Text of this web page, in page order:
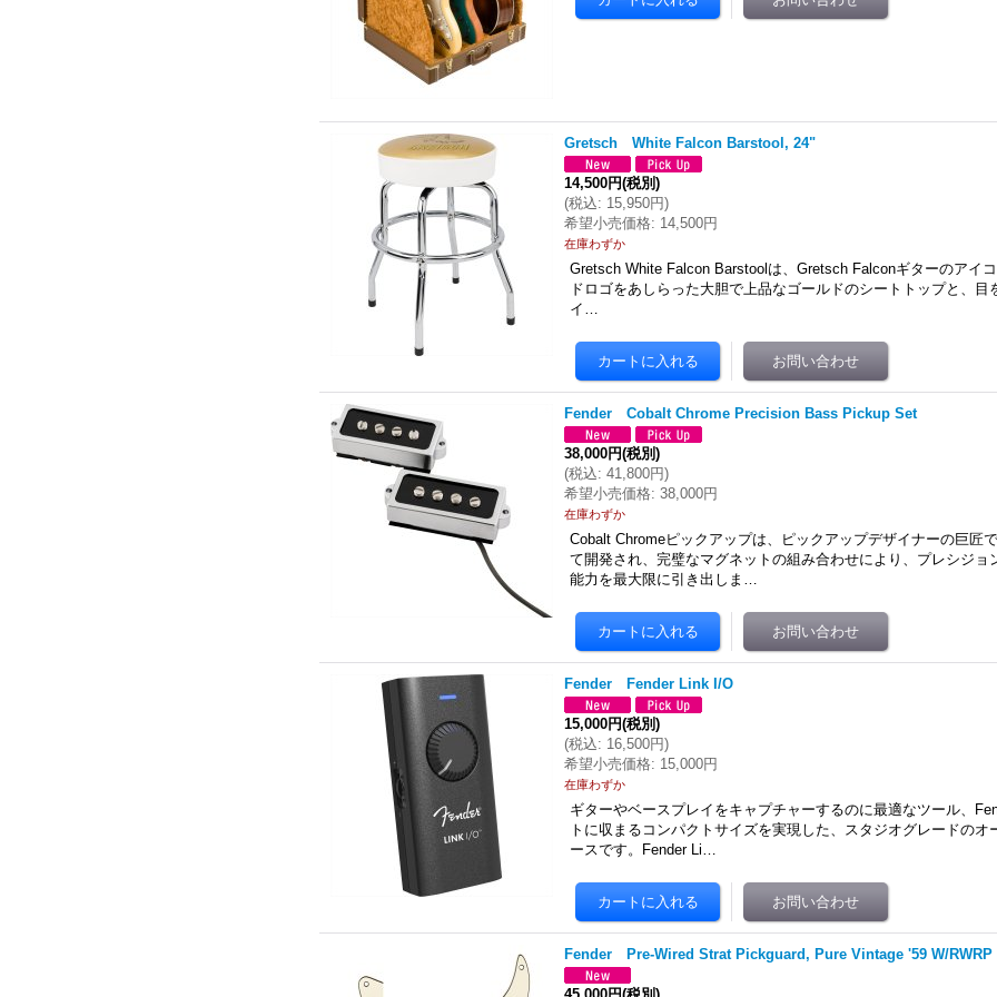
Gretsch White Falcon Barstool, 24"
14,500円(税別)
(税込: 15,950円)
希望小売価格: 14,500円
在庫わずか
Gretsch White Falcon Barstoolは、Gretsch Falconギターのアイ
ドロゴをあしらった大胆で上品なゴールドのシートトップと、目
イ…
Fender Cobalt Chrome Precision Bass Pickup Set
38,000円(税別)
(税込: 41,800円)
希望小売価格: 38,000円
在庫わずか
Cobalt Chromeピックアップは、ピックアップデザイナーの巨匠
て開発され、完璧なマグネットの組み合わせにより、プレシジョ
能力を最大限に引き出しま…
Fender Fender Link I/O
15,000円(税別)
(税込: 16,500円)
希望小売価格: 15,000円
在庫わずか
ギターやベースプレイをキャプチャーするのに最適なツール、
トに収まるコンパクトサイズを実現した、スタジオグレードのオ
ースです。Fender Li…
Fender Pre-Wired Strat Pickguard, Pure Vintage '59 W/